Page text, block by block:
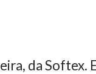
da Softex.